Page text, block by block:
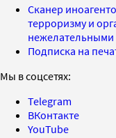
Сканер
терроризму и
нежелательными
Подписка на
Мы в соцсетях:
Telegram
ВКонтакте
YouTube